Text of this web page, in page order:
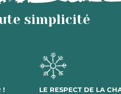
simplicité
!
LE RESPECT DE LA